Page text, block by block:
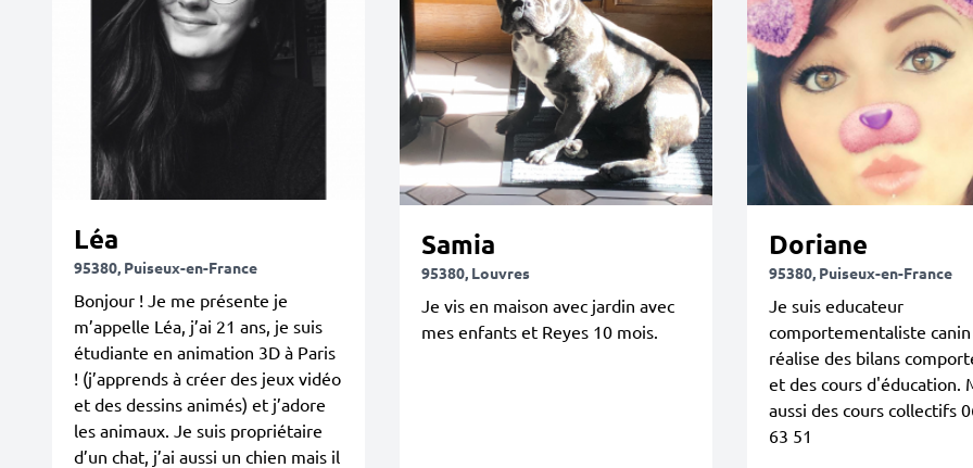
Léa
95380, Puiseux-en-France
Bonjour ! Je me présente je
m’appelle Léa, j’ai 21 ans, je suis
étudiante en animation 3D à Paris
! (j’apprends à créer des jeux vidéo
et des dessins animés) et j’adore
les animaux. Je suis propriétaire
d’un chat, j’ai aussi un chien mais il
Samia
95380, Louvres
Je vis en maison avec jardin avec
mes enfants et Reyes 10 mois.
Doriane
95380, Puiseux-en-France
Je suis educateur
comportementaliste
réalise des bilans
et des cours d'éducation.
aussi des cours collectifs
63 51